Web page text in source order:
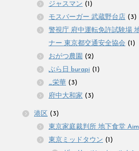
ジャスマン (1)
モスバーガー 武蔵野台店 (3)
警視庁 府中運転免許試験場
ナー 東京都交通安全協会 (1)
おがつ農園 (2)
ぶら日 burapi (1)
_栄華 (3)
府中大和家 (3)
港区 (3)
東京家庭裁判所 地下食堂 Aim
東京ミッドタウン (1)